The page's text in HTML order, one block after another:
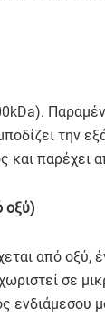
την
και παρέχει
οξύ)
από οξύ,
σε
ενδιάμεσου